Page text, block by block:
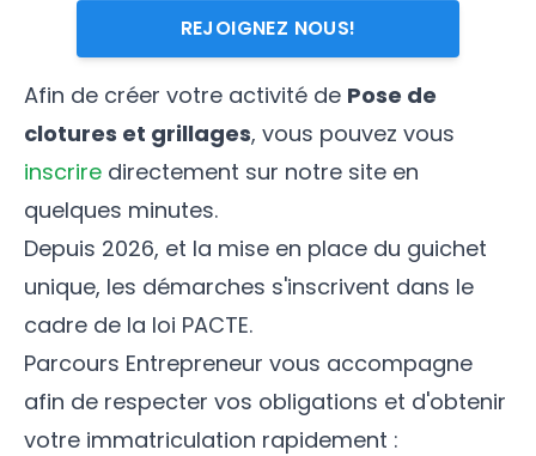
REJOIGNEZ NOUS!
Afin de créer votre activité de Pose de
clotures et grillages, vous pouvez vous
inscrire directement sur notre site en
quelques minutes.
Depuis 2026, et la mise en place du guichet
unique, les démarches s'inscrivent dans le
cadre de la loi PACTE.
Parcours Entrepreneur vous accompagne
afin de respecter vos obligations et d'obtenir
votre immatriculation rapidement :